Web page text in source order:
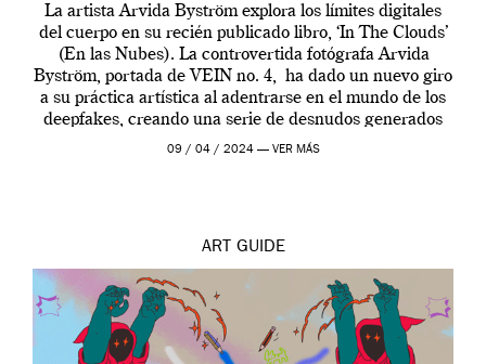
La artista Arvida Byström explora los límites digitales
del cuerpo en su recién publicado libro, ‘In The Clouds’
(En las Nubes). La controvertida fotógrafa Arvida
Byström, portada de VEIN no. 4, ha dado un nuevo giro
a su práctica artística al adentrarse en el mundo de los
deepfakes, creando una serie de desnudos generados
por […]
09 / 04 / 2024 — VER MÁS
ART GUIDE